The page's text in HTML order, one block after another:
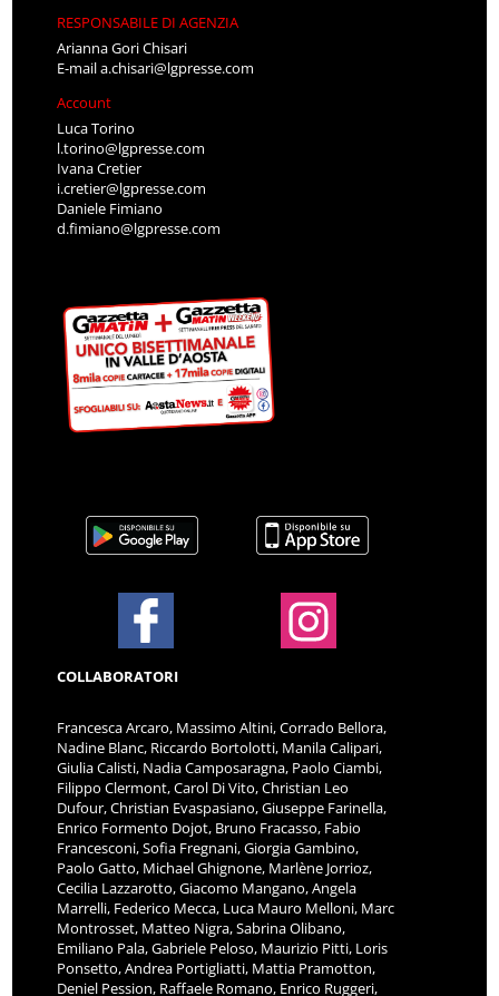
RESPONSABILE DI AGENZIA
Arianna Gori Chisari
E-maila.chisari@lgpresse.com
Account
Luca Torino
l.torino@lgpresse.com
Ivana Cretier
i.cretier@lgpresse.com
Daniele Fimiano
d.fimiano@lgpresse.com
COLLABORATORI
Francesca Arcaro, Massimo Altini, Corrado Bellora,
Nadine Blanc, Riccardo Bortolotti, Manila Calipari,
Giulia Calisti, Nadia Camposaragna, Paolo Ciambi,
Filippo Clermont, Carol Di Vito, Christian Leo
Dufour, Christian Evaspasiano, Giuseppe Farinella,
Enrico Formento Dojot, Bruno Fracasso, Fabio
Francesconi, Sofia Fregnani, Giorgia Gambino,
Paolo Gatto, Michael Ghignone, Marlène Jorrioz,
Cecilia Lazzarotto, Giacomo Mangano, Angela
Marrelli, Federico Mecca, Luca Mauro Melloni, Marc
Montrosset, Matteo Nigra, Sabrina Olibano,
Emiliano Pala, Gabriele Peloso, Maurizio Pitti, Loris
Ponsetto, Andrea Portigliatti, Mattia Pramotton,
Deniel Pession, Raffaele Romano, Enrico Ruggeri,